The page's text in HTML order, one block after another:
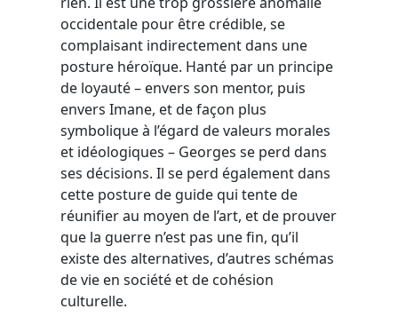
occidentale pour être crédible, se
complaisant indirectement dans une
posture héroïque. Hanté par un principe
de loyauté – envers son mentor, puis
envers Imane, et de façon plus
symbolique à l’égard de valeurs morales
et idéologiques – Georges se perd dans
ses décisions. Il se perd également dans
cette posture de guide qui tente de
réunifier au moyen de l’art, et de prouver
que la guerre n’est pas une fin, qu’il
existe des alternatives, d’autres schémas
de vie en société et de cohésion
culturelle.